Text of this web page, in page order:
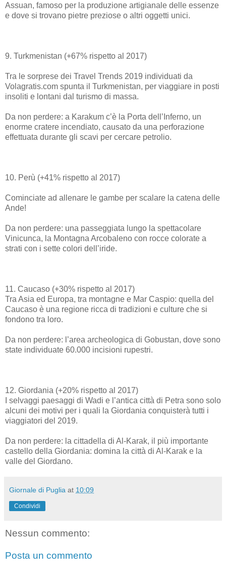
Assuan, famoso per la produzione artigianale delle essenze
e dove si trovano pietre preziose o altri oggetti unici.
9. Turkmenistan (+67% rispetto al 2017)
Tra le sorprese dei Travel Trends 2019 individuati da
Volagratis.com spunta il Turkmenistan, per viaggiare in posti
insoliti e lontani dal turismo di massa.
Da non perdere: a Karakum c’è la Porta dell’Inferno, un
enorme cratere incendiato, causato da una perforazione
effettuata durante gli scavi per cercare petrolio.
10. Perù (+41% rispetto al 2017)
Cominciate ad allenare le gambe per scalare la catena delle
Ande!
Da non perdere: una passeggiata lungo la spettacolare
Vinicunca, la Montagna Arcobaleno con rocce colorate a
strati con i sette colori dell’iride.
11. Caucaso (+30% rispetto al 2017)
Tra Asia ed Europa, tra montagne e Mar Caspio: quella del
Caucaso è una regione ricca di tradizioni e culture che si
fondono tra loro.
Da non perdere: l’area archeologica di Gobustan, dove sono
state individuate 60.000 incisioni rupestri.
12. Giordania (+20% rispetto al 2017)
I selvaggi paesaggi di Wadi e l’antica città di Petra sono solo
alcuni dei motivi per i quali la Giordania conquisterà tutti i
viaggiatori del 2019.
Da non perdere: la cittadella di Al-Karak, il più importante
castello della Giordania: domina la città di Al-Karak e la
valle del Giordano.
Giornale di Puglia at 10:09
Condividi
Nessun commento:
Posta un commento